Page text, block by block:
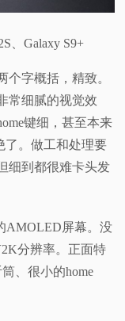
、Galaxy S9+
个字概括，精致。
常细腻的视觉效
键细，甚至本来
了。做工和处理要
细到都很难卡头发
AMOLED屏幕。没
分辨率。正面特
筒、很小的home